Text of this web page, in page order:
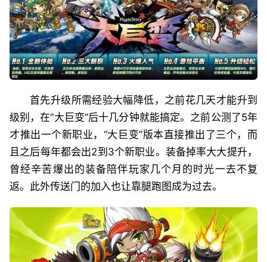
首先升级所需经验大幅降低，之前花几天才能升到
级别，在“大巨变”后十几分钟就能搞定。之前公测了5年
才推出一个新职业，“大巨变”版本直接推出了三个，而
且之后每年都会出2到3个新职业。装备掉率大大提升，
曾经辛苦爆出的装备陪伴玩家几个月的时光一去不复
返。此外传送门的加入也让靠腿跑图成为过去。